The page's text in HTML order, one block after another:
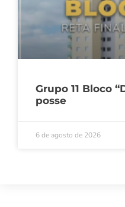
Grupo 11 Bloco
posse
6 de agosto de 2026